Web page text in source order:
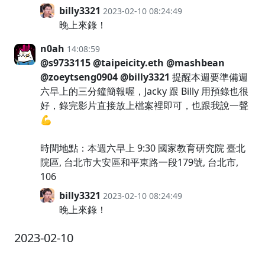
billy3321 2023-02-10 08:24:49
晚上來錄！
n0ah 14:08:59
@s9733115@taipeicity.eth @mashbean
@zoeytseng0904@billy3321 提醒本週要準備週
六早上的三分鐘簡報喔，Jacky 跟 Billy 用預錄也很
好，錄完影片直接放上檔案裡即可，也跟我說一聲
💪
時間地點：本週六早上 9:30 國家教育研究院 臺北
院區, 台北市大安區和平東路一段179號, 台北市,
106
billy3321 2023-02-10 08:24:49
晚上來錄！
2023-02-10